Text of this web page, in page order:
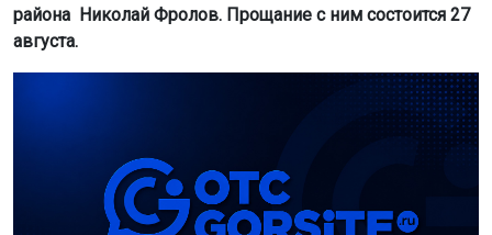
района Николай Фролов. Прощание с ним состоится 27
августа.